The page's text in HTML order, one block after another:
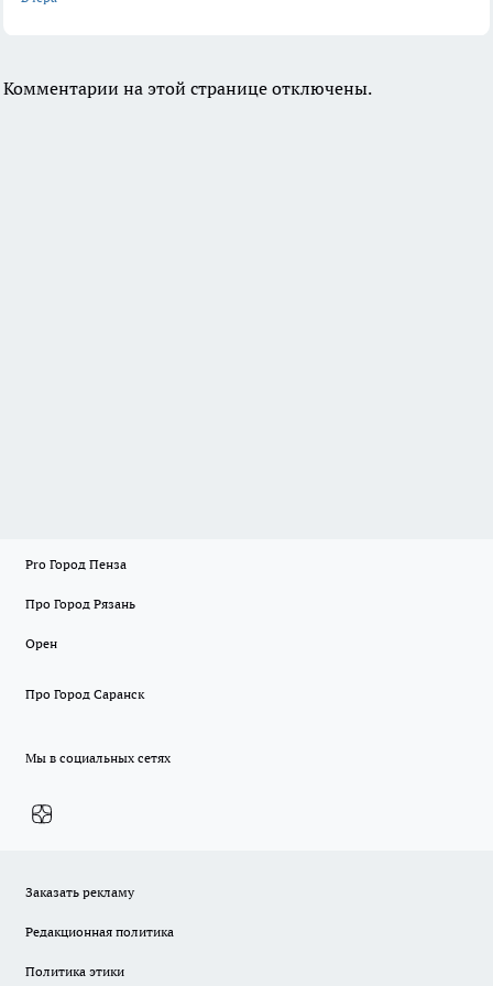
Комментарии на этой странице отключены.
Pro Город Пенза
Про Город Рязань
Орен
Про Город Саранск
Мы в социальных сетях
Заказать рекламу
Редакционная политика
Политика этики